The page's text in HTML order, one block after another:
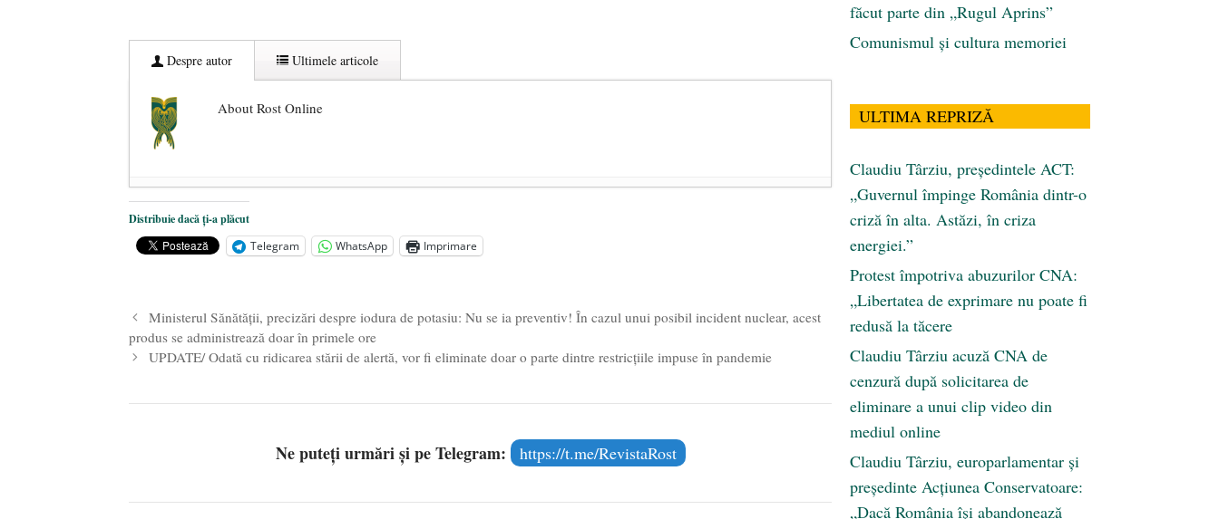
Despre autor Ultimele articole
About Rost Online
Dezvăluiri cutremurătoare despre președintele Ucrainei, Volodymyr Zelensky
Statul care servește Națiunea - 21 aprilie 2026
Legea Vexler produce efecte. Bustul poetului Octavian Goga, înlăturat din Iași
Distribuie dacă ți-a plăcut
Telegram
WhatsApp Imprimare
Ministerul Sănătății, precizări despre iodura de potasiu: Nu se ia preventiv! În cazul unui posibil incident nuclear, acest
produs se administrează doar în primele ore
UPDATE/ Odată cu ridicarea stării de alertă, vor fi eliminate doar o parte dintre restricțiile impuse în pandemie
Ne puteți urmări și pe Telegram: https://t.me/RevistaRost
făcut parte din „Rugul Aprins”
Comunismul şi cultura memoriei
ULTIMA REPRIZĂ
Claudiu Târziu, președintele ACT:
„Guvernul împinge România dintr-o
criză în alta. Astăzi, în criza
energiei.”
Protest împotriva abuzurilor CNA:
„Libertatea de exprimare nu poate fi
redusă la tăcere
Claudiu Târziu acuză CNA de
cenzură după solicitarea de
eliminare a unui clip video din
mediul online
Claudiu Târziu, europarlamentar și
președinte Acțiunea Conservatoare:
„Dacă România își abandonează